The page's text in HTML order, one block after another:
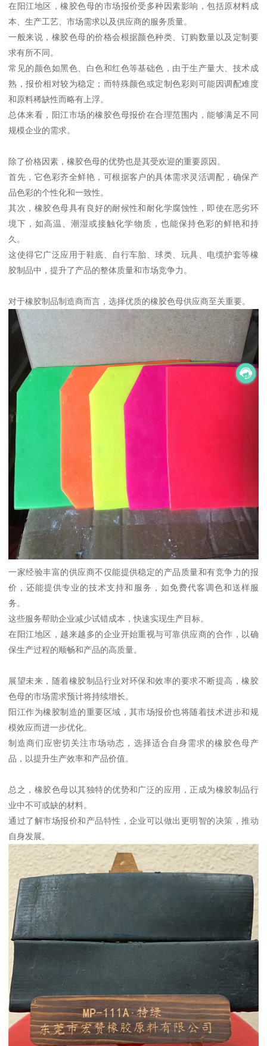
在阳江地区，橡胶色母的市场报价受多种因素影响，包括原材料成
本、生产工艺、市场需求以及供应商的服务质量。
一般来说，橡胶色母的价格会根据颜色种类、订购数量以及定制要
求有所不同。
常见的颜色如黑色、白色和红色等基础色，由于生产量大、技术成
熟，报价相对较为稳定；而特殊颜色或定制色彩则可能因调配难度
和原料稀缺性而略有上浮。
总体来看，阳江市场的橡胶色母报价在合理范围内，能够满足不同
规模企业的需求。
除了价格因素，橡胶色母的优势也是其受欢迎的重要原因。
首先，它色彩齐全鲜艳，可根据客户的具体需求灵活调配，确保产
品色彩的个性化和一致性。
其次，橡胶色母具有良好的耐候性和耐化学腐蚀性，即使在恶劣环
境下，如高温、潮湿或接触化学物质，也能保持色彩的鲜艳和持
久。
这使得它广泛应用于鞋底、自行车胎、球类、玩具、电缆护套等橡
胶制品中，提升了产品的整体质量和市场竞争力。
对于橡胶制品制造商而言，选择优质的橡胶色母供应商至关重要。
一家经验丰富的供应商不仅能提供稳定的产品质量和有竞争力的报
价，还能提供专业的技术支持和服务，如免费代客调色和送样服
务。
这些服务帮助企业减少试错成本，快速实现生产目标。
在阳江地区，越来越多的企业开始重视与可靠供应商的合作，以确
保生产过程的顺畅和产品的高质量。
展望未来，随着橡胶制品行业对环保和效率的要求不断提高，橡胶
色母的市场需求预计将持续增长。
阳江作为橡胶制造的重要区域，其市场报价也将随着技术进步和规
模效应而进一步优化。
制造商们应密切关注市场动态，选择适合自身需求的橡胶色母产
品，以提升生产效率和产品价值。
总之，橡胶色母以其独特的优势和广泛的应用，正成为橡胶制品行
业中不可或缺的材料。
通过了解市场报价和产品特性，企业可以做出更明智的决策，推动
自身发展。